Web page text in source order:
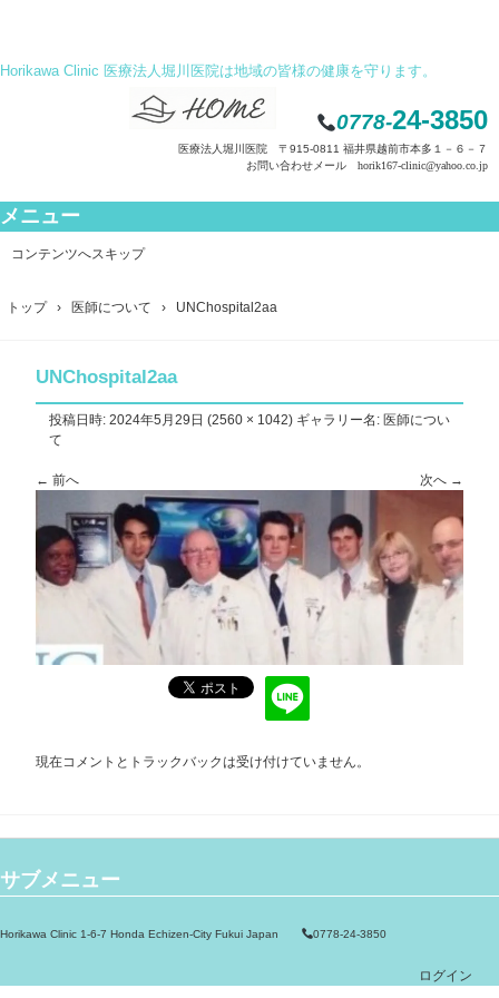
Horikawa Clinic 医療法人堀川医院は地域の皆様の健康を守ります。
0778-24-3850
医療法人堀川医院 〒915-0811 福井県越前市本多１－６－７
お問い合わせメール horik167-clinic@yahoo.co.jp
メニュー
コンテンツへスキップ
トップ › 医師について › UNChospital2aa
UNChospital2aa
投稿日時: 2024年5月29日 (2560 × 1042) ギャラリー名: 医師につい
て
← 前へ 次へ →
現在コメントとトラックバックは受け付けていません。
サブメニュー
Horikawa Clinic 1-6-7 Honda Echizen-City Fukui Japan 0778-24-3850
ログイン